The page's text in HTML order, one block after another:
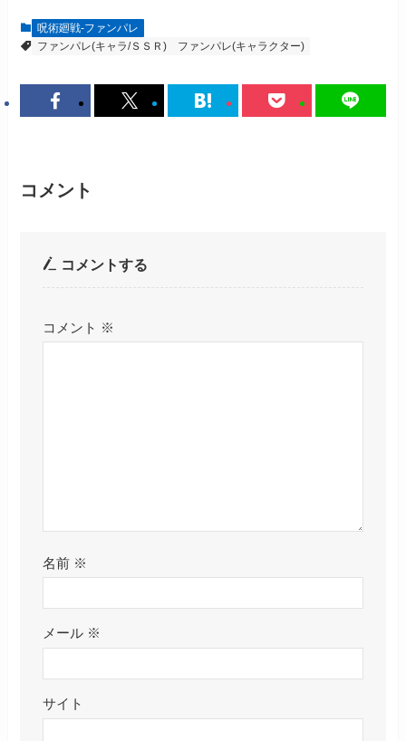
呪術廻戦-ファンパレ
ファンパレ(キャラ/ＳＳＲ)
ファンパレ(キャラクター)
コメント
コメントする
コメント ※
名前 ※
メール ※
サイト